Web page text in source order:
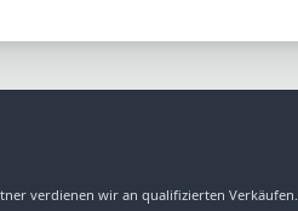
verdienen wir an qualifizierten Verkäufen.